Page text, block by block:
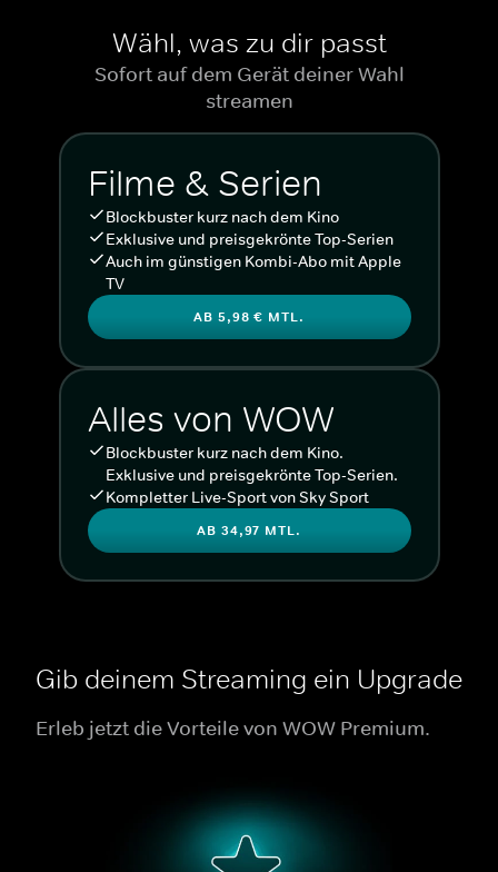
Wähl, was zu dir passt
Sofort auf dem Gerät deiner Wahl
streamen
Filme & Serien
Blockbuster kurz nach dem Kino
Exklusive und preisgekrönte Top-Serien
Auch im günstigen Kombi-Abo mit Apple
TV
AB 5,98 € MTL.
Alles von WOW
Blockbuster kurz nach dem Kino.
Exklusive und preisgekrönte Top-Serien.
Kompletter Live-Sport von Sky Sport
AB 34,97 MTL.
Gib deinem Streaming ein Upgrade
Erleb jetzt die Vorteile von WOW Premium.